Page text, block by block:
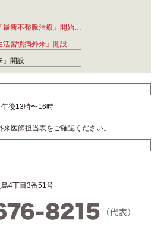
最新不整脈治療』開始…
活習慣病外来』開設…
』開設
後13時〜16時
医師担当表をご確認ください。
4丁目3番51号